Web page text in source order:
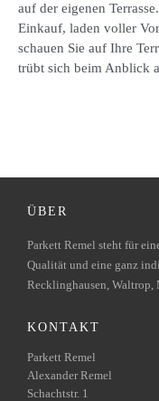
auf der eigenen
Einkauf, laden voller
schauen Sie auf Ihre
trübt sich beim Anblick
ÜBER
Parkett Remel steht für
Qualität und eine ganz
Recklinghausen, Waltrop,
KONTAKT
Parkett Remel
Alexander Remel
Schachtstr. 1